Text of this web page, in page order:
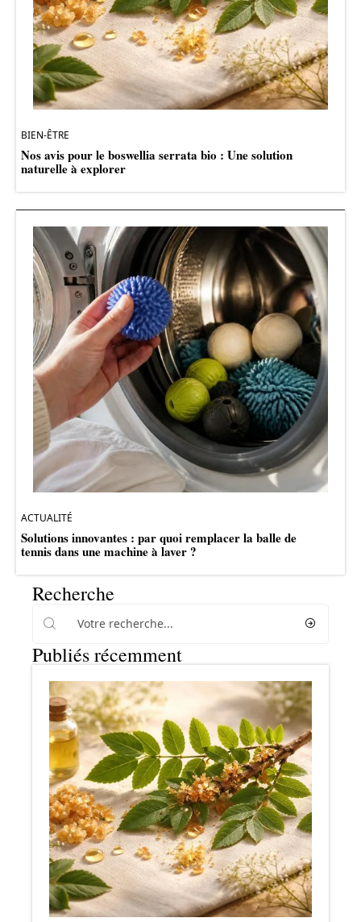
BIEN-ÊTRE
Nos avis pour le boswellia serrata bio : Une solution
naturelle à explorer
ACTUALITÉ
Solutions innovantes : par quoi remplacer la balle de
tennis dans une machine à laver ?
Recherche
Publiés récemment